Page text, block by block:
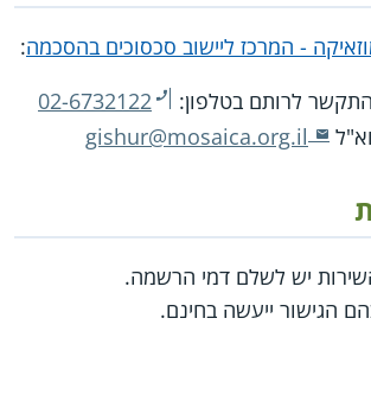
- המרכז ליישוב סכסוכים בהסכמה:
לרותם בטלפון:
02-6732122
gishur@mosaica.org.il
יש לשלם דמי הרשמה.
הגישור ייעשה בחינם.